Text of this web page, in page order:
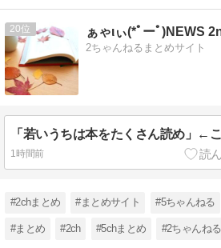
20 ぁゃιぃ(*ﾟーﾟ)NEWS
2ちゃんねるまとめサイト
1時間前
#2chまとめ #まとめサイト #5ちゃんねる
#まとめ #2ch #5chまとめ #2ちゃんねる